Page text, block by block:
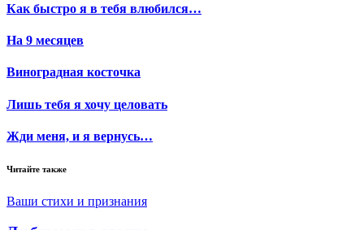
Как быстро я в тебя влюбился…
На 9 месяцев
Виноградная косточка
Лишь тебя я хочу целовать
Жди меня, и я вернусь…
Читайте также
Ваши стихи и признания